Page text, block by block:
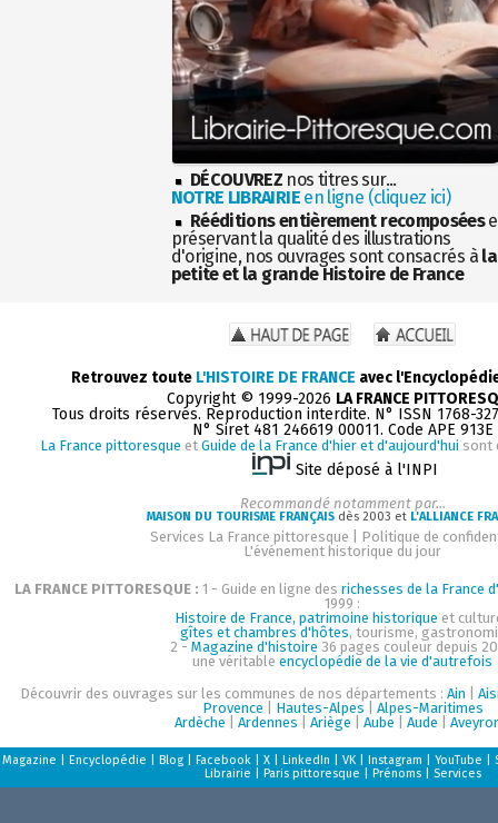
DÉCOUVREZ nos titres sur...
NOTRE LIBRAIRIEen ligne (cliquez ici)
Rééditions entièrement recomposées
préservant la qualité des illustrations
d'origine, nos ouvrages sont consacrés à la
petite et la grande Histoire de France
Retrouvez toute L'HISTOIRE DE FRANCE avec
Copyright © 1999-2026 LA FRANCE
Tous droits réservés. Reproduction interdite. N° ISSN 1768-
N° Siret 481 246619 00011. Code APE 913E
La France pittoresque et Guide de la France d'hier et d'aujourd'hui sont
Site déposé à l'INPI
Recommandé notamment par...
MAISON DU TOURISME FRANÇAISdès 2003 et L'ALLIANCE
Services La France pittoresque
Politique de
L'événement historique du jour
LA FRANCE PITTORESQUE : 1 - Guide en ligne des richesses de la France
1999 :
Histoire de France, patrimoine historique et
gîtes et chambres d'hôtes, tourisme,
2 - Magazine d'histoire 36 pages couleur depuis
une véritable encyclopédie de la vie d'autrefois
Découvrir des ouvrages sur les communes de nos départements : Ain
Provence
Hautes-Alpes
Alpes-Maritimes
Ardèche
Ardennes Ariège Aube Aude
Magazine Encyclopédie Blog| Facebook| X| LinkedIn VK| Instagram YouTube
Librairie
Paris pittoresque Prénoms| Services